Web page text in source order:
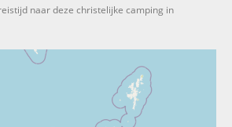
naar deze christelijke camping in